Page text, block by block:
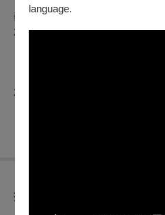
language.
藝術指導／李寶春
2022/3/26（週六）14:30
2022/3/27（週日）14:30
折扣方案